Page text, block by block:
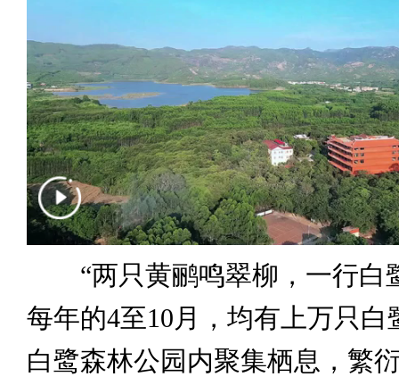
“两只黄鹂鸣翠柳，一行白
每年的4至10月，均有上万只白
白鹭森林公园内聚集栖息，繁